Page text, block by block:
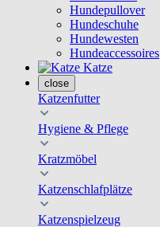
Hundepullover
Hundeschuhe
Hundewesten
Hundeaccessoires
Katze
close
Katzenfutter
Hygiene & Pflege
Kratzmöbel
Katzenschlafplätze
Katzenspielzeug